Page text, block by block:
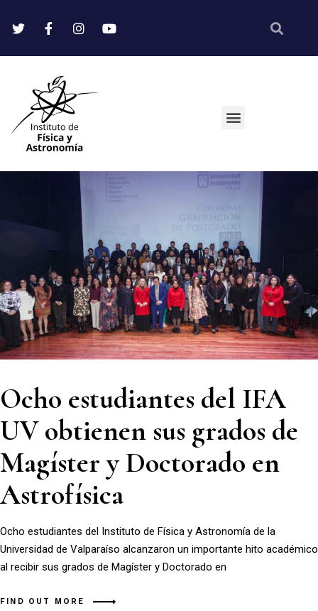
Ocho estudiantes del IFA
UV obtienen sus grados de
Magíster y Doctorado en
Astrofísica
Ocho estudiantes del Instituto de Física y Astronomía de la
Universidad de Valparaíso alcanzaron un importante hito académico
al recibir sus grados de Magíster y Doctorado en
FIND OUT MORE